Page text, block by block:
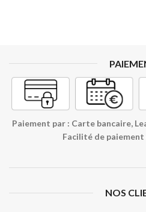
Paiement par : Carte bancaire,
Facilité de paiement
NOS